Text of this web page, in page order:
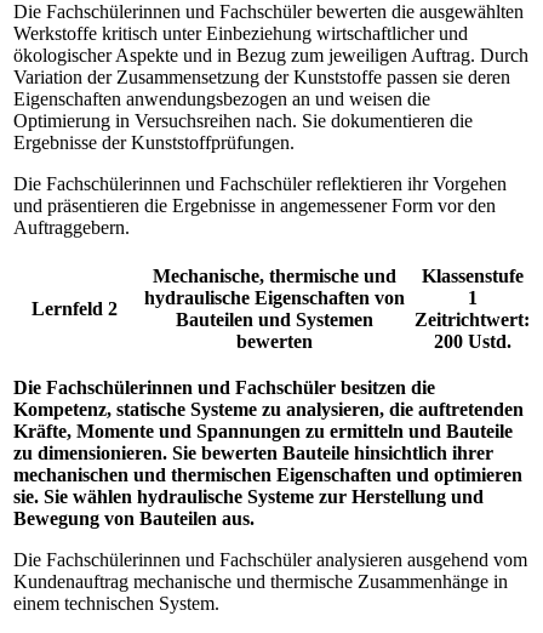
Die Fachschülerinnen und Fachschüler bewerten die ausgewählten
Werkstoffe kritisch unter Einbeziehung wirtschaftlicher und
ökologischer Aspekte und in Bezug zum jeweiligen Auftrag. Durch
Variation der Zusammensetzung der Kunststoffe passen sie deren
Eigenschaften anwendungsbezogen an und weisen die
Optimierung in Versuchsreihen nach. Sie dokumentieren die
Ergebnisse der Kunststoffprüfungen.
Die Fachschülerinnen und Fachschüler reflektieren ihr Vorgehen
und präsentieren die Ergebnisse in angemessener Form vor den
Auftraggebern.
Lernfeld 2
Mechanische, thermische und
hydraulische Eigenschaften von
Bauteilen und Systemen
bewerten
Klassenstufe
1
Zeitrichtwert:
200 Ustd.
Die Fachschülerinnen und Fachschüler besitzen die
Kompetenz, statische Systeme zu analysieren, die auftretenden
Kräfte, Momente und Spannungen zu ermitteln und Bauteile
zu dimensionieren. Sie bewerten Bauteile hinsichtlich ihrer
mechanischen und thermischen Eigenschaften und optimieren
sie. Sie wählen hydraulische Systeme zur Herstellung und
Bewegung von Bauteilen aus.
Die Fachschülerinnen und Fachschüler analysieren ausgehend vom
Kundenauftrag mechanische und thermische Zusammenhänge in
einem technischen System.